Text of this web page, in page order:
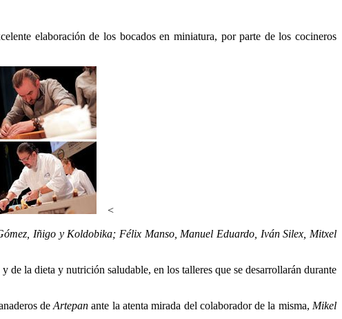
elaboración de los bocados en miniatura, por parte de los cocineros
<
Iñigo y Koldobika; Félix Manso, Manuel Eduardo, Iván Silex, Mitxel
de la dieta y nutrición saludable, en los talleres que se desarrollarán durante
deArtepanante la atenta mirada del colaborador de la misma, Mikel